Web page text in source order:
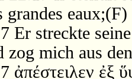
grandes eaux;(F)
Er streckte
zog mich aus
ἀπέστειλεν ἐξ